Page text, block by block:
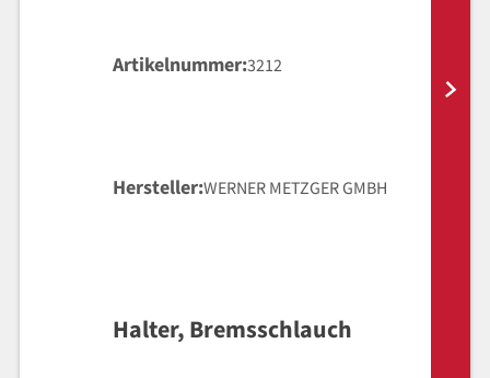
Artikelnummer 3212
Hersteller WERNER METZGER GMBH
Halter, Bremsschlauch